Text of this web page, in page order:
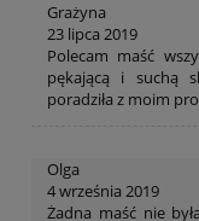
Grażyna
23 lipca 2019
Polecam maść
pękającą i suchą
poradziła z moim
Olga
4 września 2019
Żadna maść nie